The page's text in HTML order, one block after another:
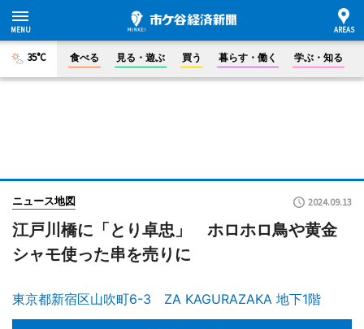
35°C 食べる 見る・遊ぶ 買う 暮らす・働く 学ぶ・知る
ニュース地図 2024.09.13
江戸川橋に「とり卓忠」 ホロホロ鳥や黄金
シャモ使った串を売りに
東京都新宿区山吹町6-3 ZA KAGURAZAKA 地下1階